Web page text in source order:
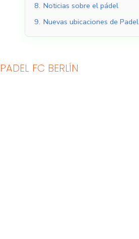
8. Noticias sobre el pádel
9. Nuevas ubicaciones de Padel
PADEL FC BERLÍN